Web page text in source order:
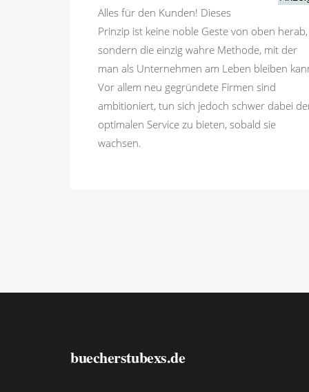
Alles für den Kunden! Dieses
Prinzip ist keine noble Geste von oben herab,
sondern die einzig wahre Methode, mit der
man als Unternehmen am Leben bleiben
Vor allem neu gegründete Firmen sind
ambitioniert, tun sich jedoch schwer dabei
optimalen Service zu bieten, sobald sie
wachsen.
buecherstubexs.de